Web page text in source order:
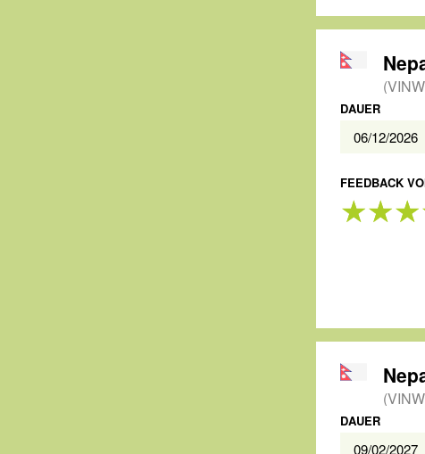
DAUER
06/12/
FEEDBACK
DAUER
09/02/